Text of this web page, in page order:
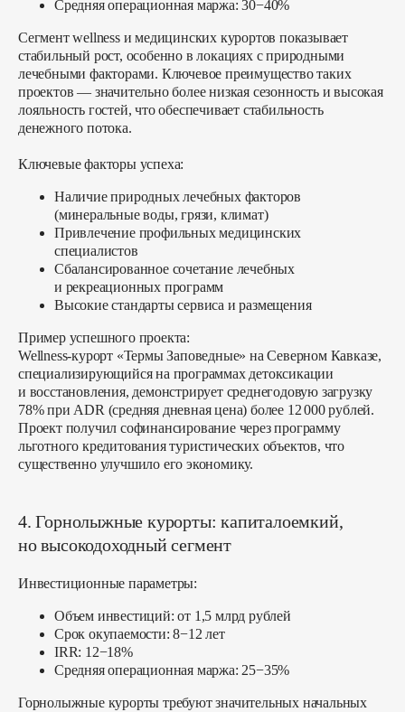
Средняя операционная маржа: 30−40%
Сегмент wellness и медицинских курортов показывает
стабильный рост, особенно в локациях с природными
лечебными факторами. Ключевое преимущество таких
проектов — значительно более низкая сезонность и высокая
лояльность гостей, что обеспечивает стабильность
денежного потока.
Ключевые факторы успеха:
Наличие природных лечебных факторов
(минеральные воды, грязи, климат)
Привлечение профильных медицинских
специалистов
Сбалансированное сочетание лечебных
и рекреационных программ
Высокие стандарты сервиса и размещения
Пример успешного проекта:
Wellness-курорт «Термы Заповедные» на Северном Кавказе,
специализирующийся на программах детоксикации
и восстановления, демонстрирует среднегодовую загрузку
78% при ADR (средняя дневная цена) более 12 000 рублей.
Проект получил софинансирование через программу
льготного кредитования туристических объектов, что
существенно улучшило его экономику.
4. Горнолыжные курорты: капиталоемкий,
но высокодоходный сегмент
Инвестиционные параметры:
Объем инвестиций: от 1,5 млрд рублей
Срок окупаемости: 8−12 лет
IRR: 12−18%
Средняя операционная маржа: 25−35%
Горнолыжные курорты требуют значительных начальных